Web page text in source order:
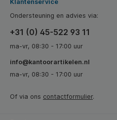
Klantenservice
Ondersteuning en advies via:
+31 (0) 45-522 93 11
ma-vr, 08:30 - 17:00 uur
info@kantoorartikelen.nl
ma-vr, 08:30 - 17:00 uur
Of via ons contactformulier.